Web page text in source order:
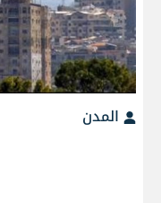
المدن